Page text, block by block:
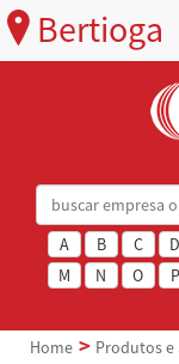
Bertioga
A B C D
M
N O P
Home
Produtos e